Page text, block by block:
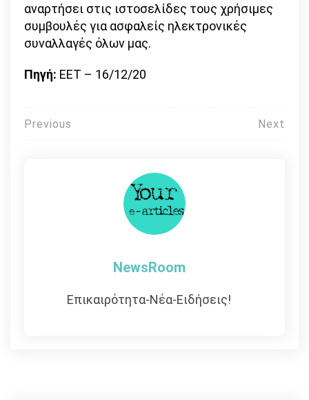
αναρτήσει στις ιστοσελίδες τους χρήσιμες
συμβουλές για ασφαλείς ηλεκτρονικές
συναλλαγές όλων μας.
Πηγή: ΕΕΤ – 16/12/20
Πλοήγηση
Previous Next
NewsRoom
Επικαιρότητα-Νέα-Ειδήσεις!